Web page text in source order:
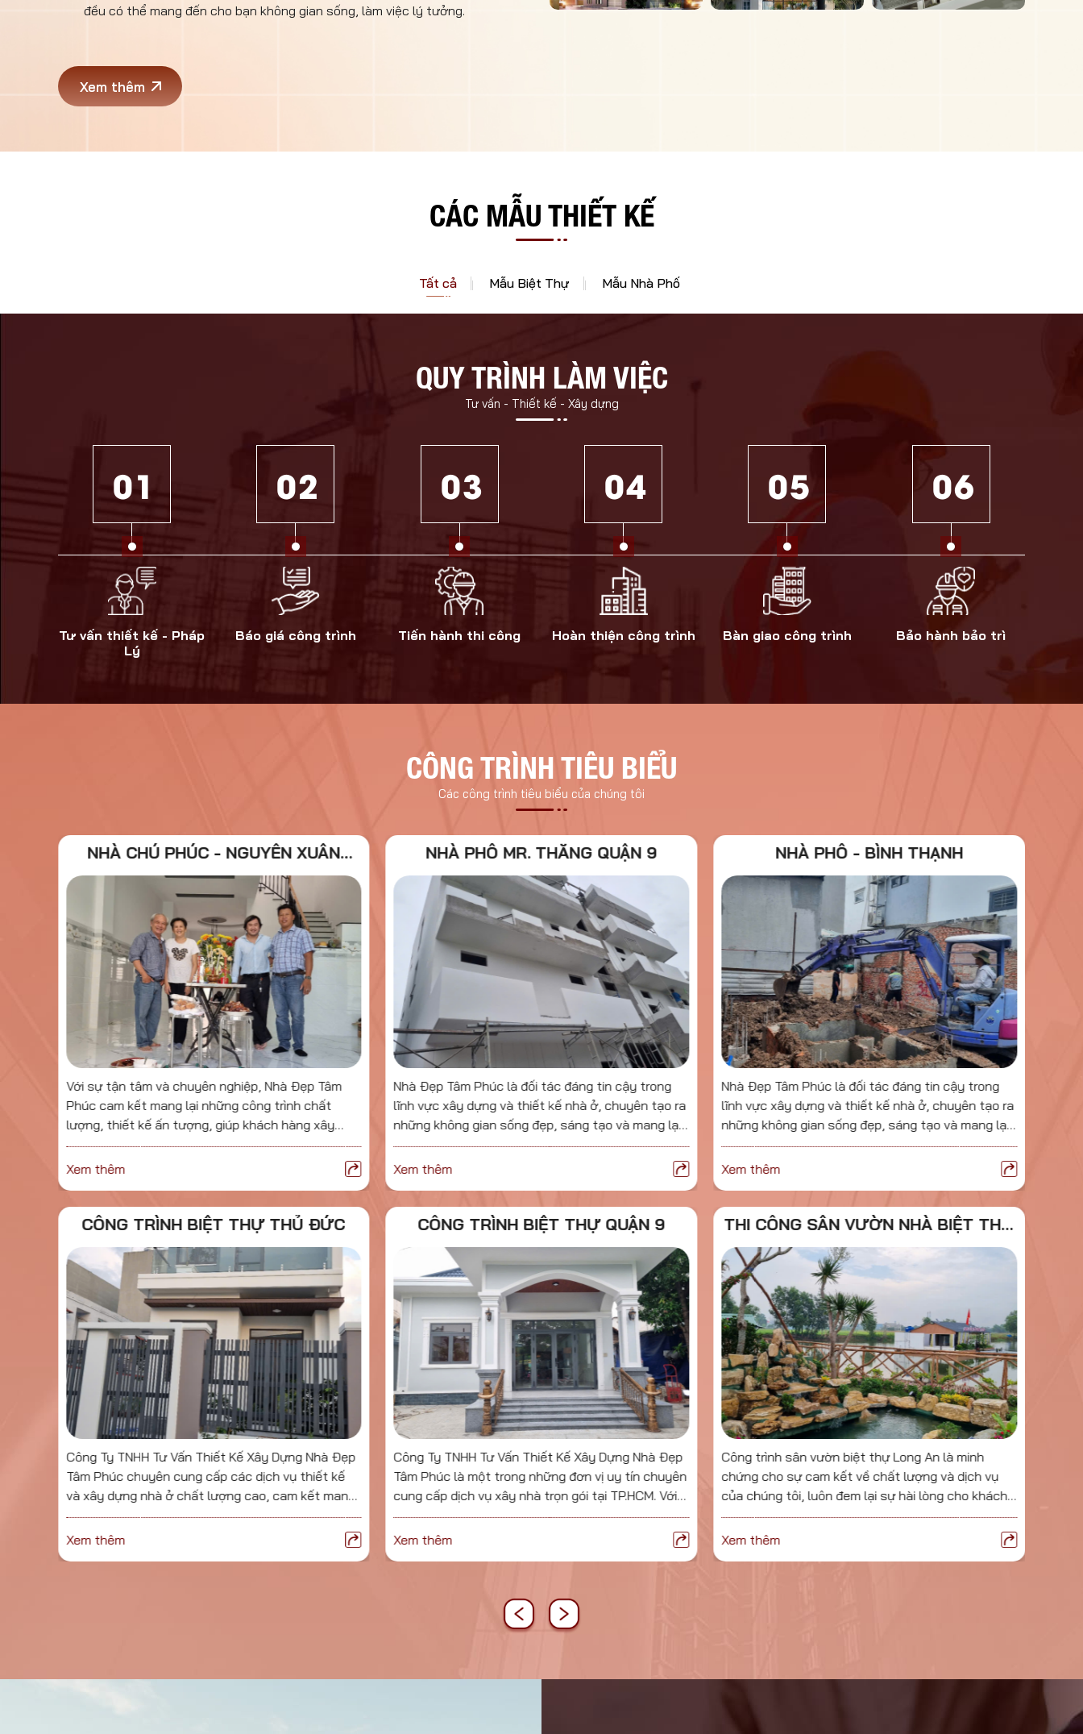
đều có thể mang đến cho bạn không gian sống, làm việc lý tưởng.
Xem thêm
CÁC MẪU THIẾT KẾ
Tất cả Mẫu Biệt Thự Mẫu Nhà Phố
QUY TRÌNH LÀM VIỆC
Tư vấn - Thiết kế - Xây dựng
0 1
Tư vấn thiết kế - Pháp
Lý
0 2
Báo giá công trình
0 3
Tiến hành thi công
0 4
Hoàn thiện công trình
0 5
Bàn giao công trình
0 6
Bảo hành bảo trì
CÔNG TRÌNH TIÊU BIỂU
Các công trình tiêu biểu của chúng tôi
NHÀ CHÚ PHÚC - NGUYỄN XUÂN
SOAN QUẬN 7
Với sự tận tâm và chuyên nghiệp, Nhà Đẹp Tâm
Phúc cam kết mang lại những công trình chất
lượng, thiết kế ấn tượng, giúp khách hàng xây
dựng tổ ấm trọn vẹn và hoàn hảo.
Xem thêm
NHÀ PHỐ MR. THẮNG QUẬN 9
Nhà Đẹp Tâm Phúc là đối tác đáng tin cậy trong
lĩnh vực xây dựng và thiết kế nhà ở, chuyên tạo ra
những không gian sống đẹp, sáng tạo và mang lại
giá trị lâu dài.
Xem thêm
NHÀ PHỐ - BÌNH THẠNH
Nhà Đẹp Tâm Phúc là đối tác đáng tin cậy trong
lĩnh vực xây dựng và thiết kế nhà ở, chuyên tạo ra
những không gian sống đẹp, sáng tạo và mang lại
giá trị lâu dài.
Xem thêm
CÔNG TRÌNH BIỆT THỰ THỦ ĐỨC
Công Ty TNHH Tư Vấn Thiết Kế Xây Dựng Nhà Đẹp
Tâm Phúc chuyên cung cấp các dịch vụ thiết kế
và xây dựng nhà ở chất lượng cao, cam kết mang
đến không gian sống hoàn hảo, đẹp mắt và tiện
nghi cho khách hàng
Xem thêm
CÔNG TRÌNH BIỆT THỰ QUẬN 9
Công Ty TNHH Tư Vấn Thiết Kế Xây Dựng Nhà Đẹp
Tâm Phúc là một trong những đơn vị uy tín chuyên
cung cấp dịch vụ xây nhà trọn gói tại TP.HCM. Với
đội ngũ kiến trúc sư, kỹ sư xây dựng và thợ lành
nghề, Nhà Đẹp Tâm Phúc cam kết mang đến cho
Xem thêm
THI CÔNG SÂN VƯỜN NHÀ BIỆT THỰ
TẠI LONG AN
Công trình sân vườn biệt thự Long An là minh
chứng cho sự cam kết về chất lượng và dịch vụ
của chúng tôi, luôn đem lại sự hài lòng cho khách
hàng
Xem thêm